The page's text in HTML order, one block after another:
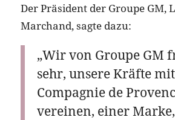
Der Präsident der Groupe GM,
Marchand, sagte dazu:
„Wir von Groupe GM
sehr, unsere Kräfte
Compagnie de
vereinen, einer